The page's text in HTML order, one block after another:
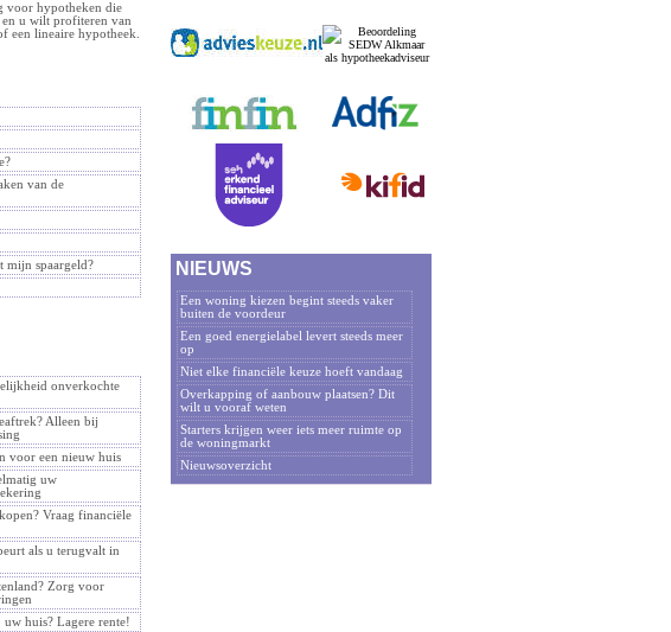
voor hypotheken die
u wilt profiteren van
een lineaire hypotheek.
van de
mijn spaargeld?
onverkochte
Alleen bij
voor een nieuw huis
uw
Vraag financiële
als u terugvalt in
Zorg voor
uw huis? Lagere rente!
NIEUWS
Een woning kiezen begint steeds vaker
buiten de voordeur
Een goed energielabel levert steeds meer
op
Niet elke financiële keuze hoeft vandaag
Overkapping of aanbouw plaatsen? Dit
wilt u vooraf weten
Starters krijgen weer iets meer ruimte op
de woningmarkt
Nieuwsoverzicht